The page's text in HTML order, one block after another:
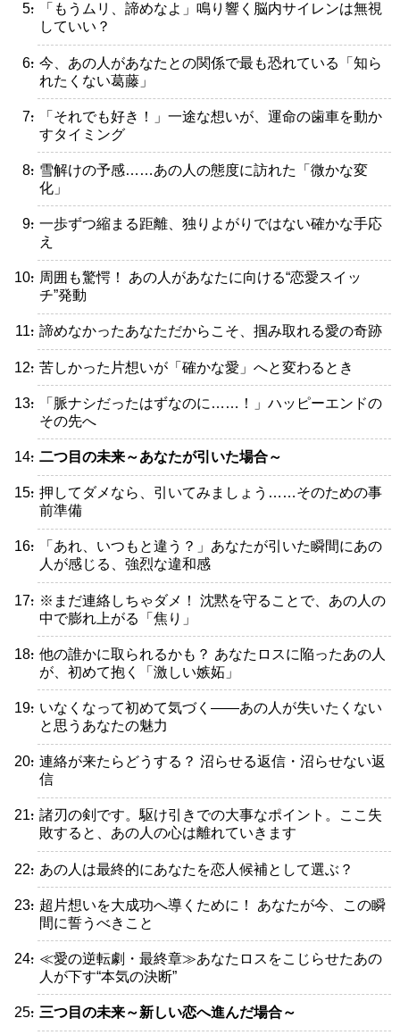
・「もうムリ、諦めなよ」鳴り響く脳内サイレンは無視
していい？
・今、あの人があなたとの関係で最も恐れている「知ら
れたくない葛藤」
・「それでも好き！」一途な想いが、運命の歯車を動か
すタイミング
・雪解けの予感……あの人の態度に訪れた「微かな変
化」
・一歩ずつ縮まる距離、独りよがりではない確かな手応
え
・周囲も驚愕！ あの人があなたに向ける“恋愛スイッ
チ”発動
・諦めなかったあなただからこそ、掴み取れる愛の奇跡
・苦しかった片想いが「確かな愛」へと変わるとき
・「脈ナシだったはずなのに……！」ハッピーエンドの
その先へ
・ 二つ目の未来～あなたが引いた場合～
・押してダメなら、引いてみましょう……そのための事
前準備
・「あれ、いつもと違う？」あなたが引いた瞬間にあの
人が感じる、強烈な違和感
・※まだ連絡しちゃダメ！ 沈黙を守ることで、あの人の
中で膨れ上がる「焦り」
・他の誰かに取られるかも？ あなたロスに陥ったあの人
が、初めて抱く「激しい嫉妬」
・いなくなって初めて気づく――あの人が失いたくない
と思うあなたの魅力
・連絡が来たらどうする？ 沼らせる返信・沼らせない返
信
・諸刃の剣です。駆け引きでの大事なポイント。ここ失
敗すると、あの人の心は離れていきます
・あの人は最終的にあなたを恋人候補として選ぶ？
・超片想いを大成功へ導くために！ あなたが今、この瞬
間に誓うべきこと
・≪愛の逆転劇・最終章≫あなたロスをこじらせたあの
人が下す“本気の決断”
・ 三つ目の未来～新しい恋へ進んだ場合～